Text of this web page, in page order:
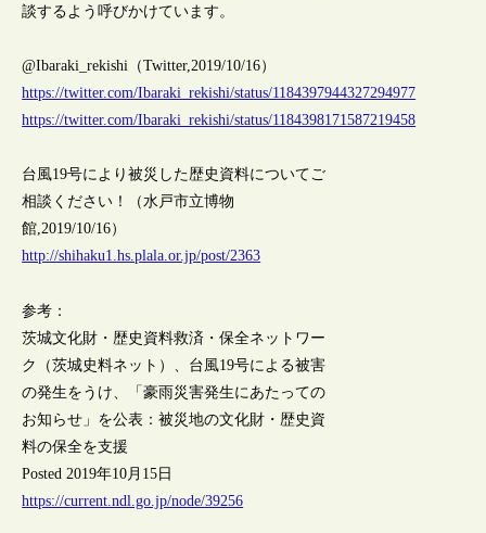
談するよう呼びかけています。
@Ibaraki_rekishi（Twitter,2019/10/16）
https://twitter.com/Ibaraki_rekishi/status/1184397944327294977
https://twitter.com/Ibaraki_rekishi/status/1184398171587219458
台風19号により被災した歴史資料についてご
相談ください！（水戸市立博物
館,2019/10/16）
http://shihaku1.hs.plala.or.jp/post/2363
参考：
茨城文化財・歴史資料救済・保全ネットワー
ク（茨城史料ネット）、台風19号による被害
の発生をうけ、「豪雨災害発生にあたっての
お知らせ」を公表：被災地の文化財・歴史資
料の保全を支援
Posted 2019年10月15日
https://current.ndl.go.jp/node/39256